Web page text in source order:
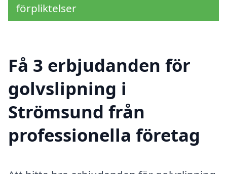
förpliktelser
Få 3 erbjudanden för
golvslipning i
Strömsund från
professionella företag